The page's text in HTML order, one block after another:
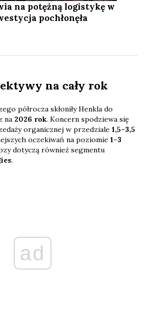
na potężną logistykę w
pochłonęła
na cały rok
półrocza skłoniły Henkla do
na 2026 rok. Koncern spodziewa się
organicznej w przedziale 1,5–3,5
oczekiwań na poziomie 1–3
dotyczą również segmentu
.
ad